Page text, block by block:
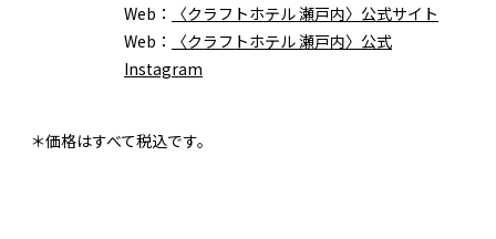
Web：
〈クラフトホテル 瀬戸内〉公式サイト
Web：
〈クラフトホテル 瀬戸内〉公式
Instagram
＊価格はすべて税込です。